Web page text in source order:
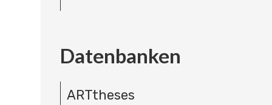
Datenbanken
ARTtheses